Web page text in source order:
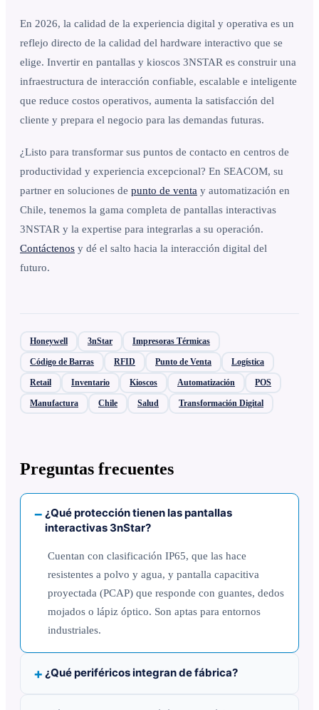
En 2026, la calidad de la experiencia digital y operativa es un
reflejo directo de la calidad del hardware interactivo que se
elige. Invertir en pantallas y kioscos 3NSTAR es construir una
infraestructura de interacción confiable, escalable e inteligente
que reduce costos operativos, aumenta la satisfacción del
cliente y prepara el negocio para las demandas futuras.
¿Listo para transformar sus puntos de contacto en centros de
productividad y experiencia excepcional? En SEACOM, su
partner en soluciones de punto de venta y automatización en
Chile, tenemos la gama completa de pantallas interactivas
3NSTAR y la expertise para integrarlas a su operación.
Contáctenos y dé el salto hacia la interacción digital del
futuro.
Honeywell 3nStar Impresoras Térmicas
Código de Barras RFID Punto de Venta Logística
Retail Inventario Kioscos Automatización POS
Manufactura Chile Salud Transformación Digital
Preguntas frecuentes
¿Qué protección tienen las pantallas
interactivas 3nStar?
Cuentan con clasificación IP65, que las hace
resistentes a polvo y agua, y pantalla capacitiva
proyectada (PCAP) que responde con guantes, dedos
mojados o lápiz óptico. Son aptas para entornos
industriales.
¿Qué periféricos integran de fábrica?